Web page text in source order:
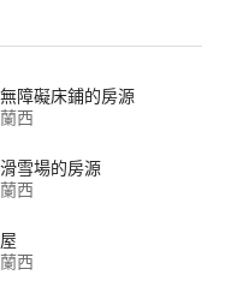
障礙床鋪的房源
西
雪場的房源
西
西